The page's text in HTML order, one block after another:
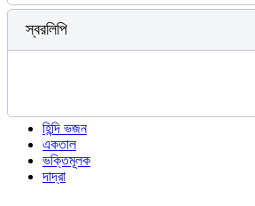
স্বরলিপি
হিন্দি ভজন
একতাল
ভক্তিমূলক
দাদ্‌রা